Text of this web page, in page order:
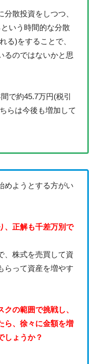
散投資をしつつ、
いう時間的な分散
る)をすることで、
るのではないかと思
で約45.7万円(税引
らは今後も増加して
めようとする方がい
、正解も千差万別で
、株式を売買して資
らって資産を増やす
の範囲で挑戦し、
ら、徐々に金額を増
しょうか？